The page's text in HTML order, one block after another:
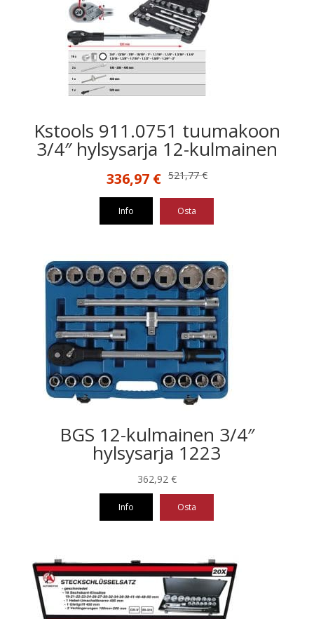
Kstools 911.0751 tuumakoon
3/4″ hylsysarja 12-kulmainen
521,77€
Alkuperäinen
521,77 €.
336,97 €Nykyinen
336,97 €.
Info Osta
BGS 12-kulmainen 3/4″
hylsysarja 1223
362,92 €
Info Osta